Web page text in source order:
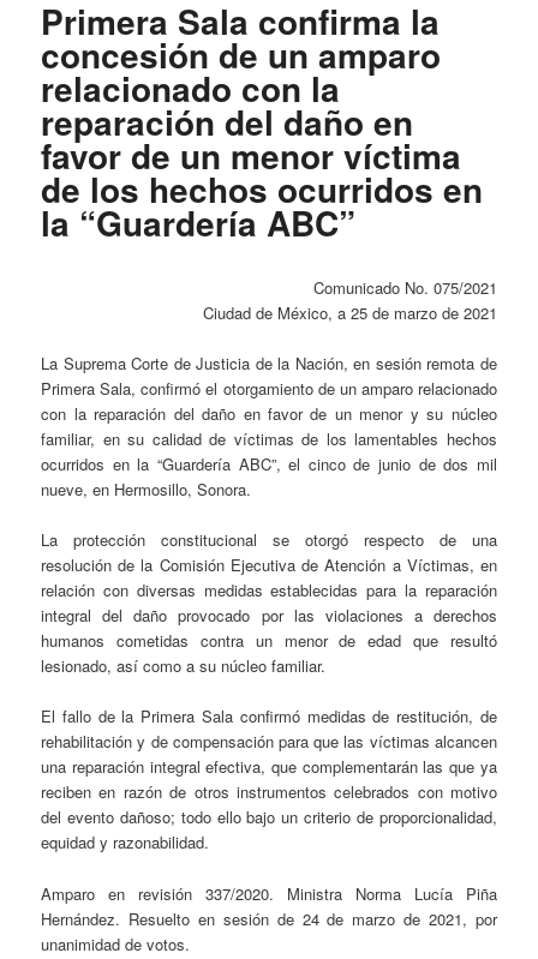
Primera Sala confirma la
concesión de un amparo
relacionado con la
reparación del daño en
favor de un menor víctima
de los hechos ocurridos en
la “Guardería ABC”
Comunicado No. 075/2021
Ciudad de México, a 25 de marzo de 2021
La Suprema Corte de Justicia de la Nación, en sesión remota de
Primera Sala, confirmó el otorgamiento de un amparo relacionado
con la reparación del daño en favor de un menor y su núcleo
familiar, en su calidad de víctimas de los lamentables hechos
ocurridos en la “Guardería ABC”, el cinco de junio de dos mil
nueve, en Hermosillo, Sonora.
La protección constitucional se otorgó respecto de una
resolución de la Comisión Ejecutiva de Atención a Víctimas, en
relación con diversas medidas establecidas para la reparación
integral del daño provocado por las violaciones a derechos
humanos cometidas contra un menor de edad que resultó
lesionado, así como a su núcleo familiar.
El fallo de la Primera Sala confirmó medidas de restitución, de
rehabilitación y de compensación para que las víctimas alcancen
una reparación integral efectiva, que complementarán las que ya
reciben en razón de otros instrumentos celebrados con motivo
del evento dañoso; todo ello bajo un criterio de proporcionalidad,
equidad y razonabilidad.
Amparo en revisión 337/2020. Ministra Norma Lucía Piña
Hernández. Resuelto en sesión de 24 de marzo de 2021, por
unanimidad de votos.